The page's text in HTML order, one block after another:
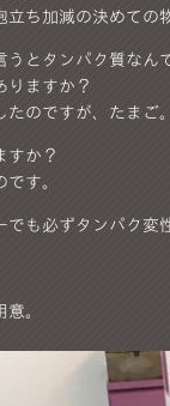
立ち加減の決めての
うとタンパク質なん
りますか？
のですが、たまご
すか？
す。
でも必ずタンパク
。